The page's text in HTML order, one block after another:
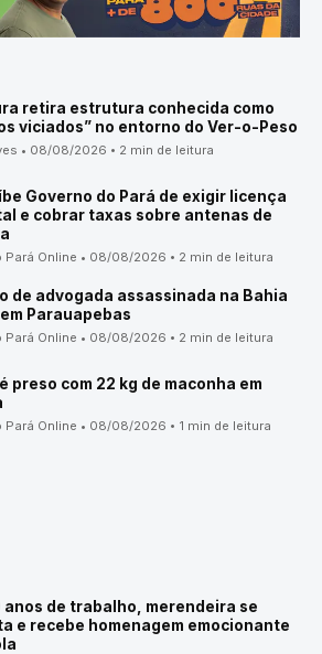
retira estrutura conhecida como
viciados” no entorno do Ver-o-Peso
• 08/08/2026 • 2 min de leitura
Governo do Pará de exigir licença
e cobrar taxas sobre antenas de
Pará Online • 08/08/2026 • 2 min de leitura
de advogada assassinada na Bahia
Parauapebas
Pará Online • 08/08/2026 • 2 min de leitura
preso com 22 kg de maconha em
Pará Online • 08/08/2026 • 1 min de leitura
anos de trabalho, merendeira se
e recebe homenagem emocionante